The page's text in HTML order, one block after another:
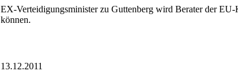
EX-Verteidigungsminister zu Guttenberg wird Berater der
können.
13.12.2011